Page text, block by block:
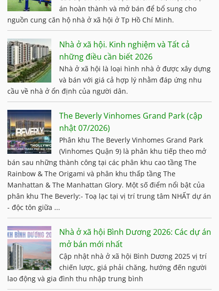
án hoàn thành và mở bán để bổ sung cho
nguồn cung căn hộ nhà ở xã hội ở Tp Hồ Chí Minh.
Nhà ở xã hội. Kinh nghiệm và Tất cả
những điều cần biết 2026
Nhà ở xã hội là loại hình nhà ở được xây dựng
và bán với giá cả hợp lý nhằm đáp ứng nhu
cầu về nhà ở ổn định của người dân.
The Beverly Vinhomes Grand Park (cập
nhật 07/2026)
Phân khu The Beverly Vinhomes Grand Park
(Vinhomes Quận 9) là phân khu tiếp theo mở
bán sau những thành công tại các phân khu cao tầng The
Rainbow & The Origami và phân khu thấp tầng The
Manhattan & The Manhattan Glory. Một số điểm nổi bật của
phân khu The Beverly:- Toạ lạc tại vị trí trung tâm NHẤT dự án
- độc tôn giữa ...
Nhà ở xã hội Bình Dương 2026: Các dự án
mở bán mới nhất
Cập nhật nhà ở xã hội Bình Dương 2025 vị trí
chiến lược, giá phải chăng, hướng đến người
lao động và gia đình thu nhập trung bình